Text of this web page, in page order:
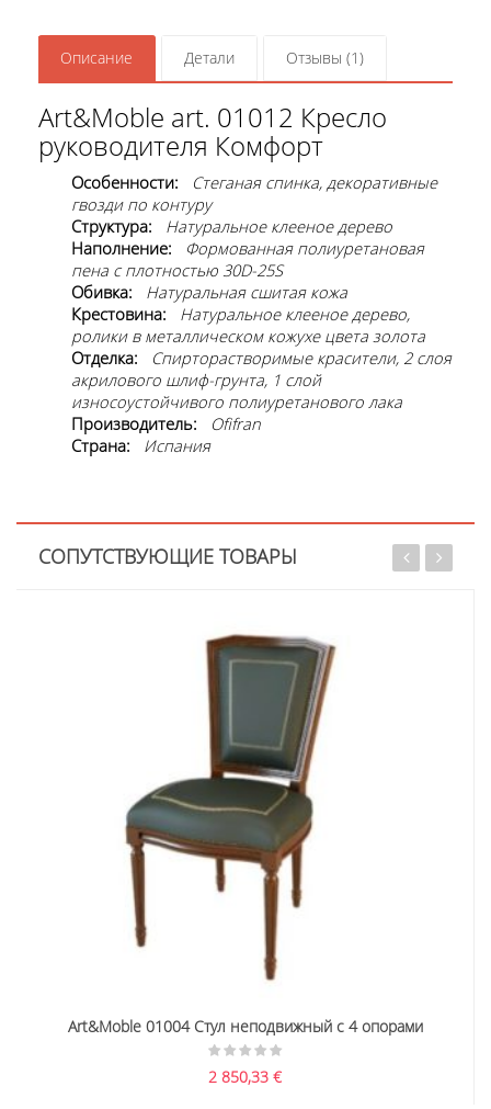
Описание Детали Отзывы (1)
Art&Moble art. 01012 Кресло
руководителя Комфорт
Особенности:
Стеганая спинка, декоративные
гвозди по контуру
Структура: Натуральное клееное дерево
Наполнение: Формованная полиуретановая
пена с плотностью 30D-25S
Обивка: Натуральная сшитая кожа
Крестовина: Натуральное клееное дерево,
ролики в металлическом кожухе цвета золота
Отделка: Спирторастворимые красители, 2 слоя
акрилового шлиф-грунта, 1 слой
износоустойчивого полиуретанового лака
Производитель: Ofifran
Страна: Испания
СОПУТСТВУЮЩИЕ ТОВАРЫ
Art&Moble 01004 Стул неподвижный с 4 опорами
2 850,33 €